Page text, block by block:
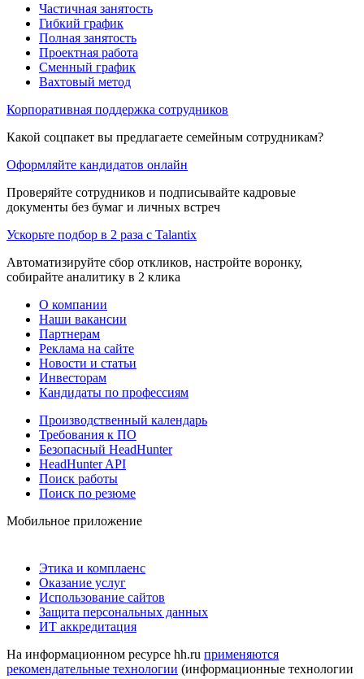
Частичная занятость
Гибкий график
Полная занятость
Проектная работа
Сменный график
Вахтовый метод
Корпоративная поддержка сотрудников
Какой соцпакет вы предлагаете семейным сотрудникам?
Оформляйте кандидатов онлайн
Проверяйте сотрудников и подписывайте кадровые
документы без бумаг и личных встреч
Ускорьте подбор в 2 раза с Talantix
Автоматизируйте сбор откликов, настройте воронку,
собирайте аналитику в 2 клика
О компании
Наши вакансии
Партнерам
Реклама на сайте
Новости и статьи
Инвесторам
Кандидаты по профессиям
Производственный календарь
Требования к ПО
Безопасный HeadHunter
HeadHunter API
Поиск работы
Поиск по резюме
Мобильное приложение
Этика и комплаенс
Оказание услуг
Использование сайтов
Защита персональных данных
ИТ аккредитация
На информационном ресурсе hh.ru применяются
рекомендательные технологии (информационные технологии